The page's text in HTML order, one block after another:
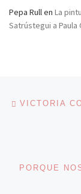
Pepa Rullen La
Satrústegui a Paula
VICTORIA
PORQUE